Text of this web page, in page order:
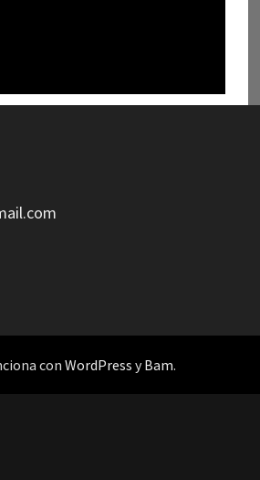
con WordPress yBam.